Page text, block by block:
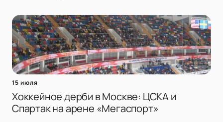
15 июля
Хоккейное дерби в Москве: ЦСКА и
Спартак на арене «Мегаспорт»